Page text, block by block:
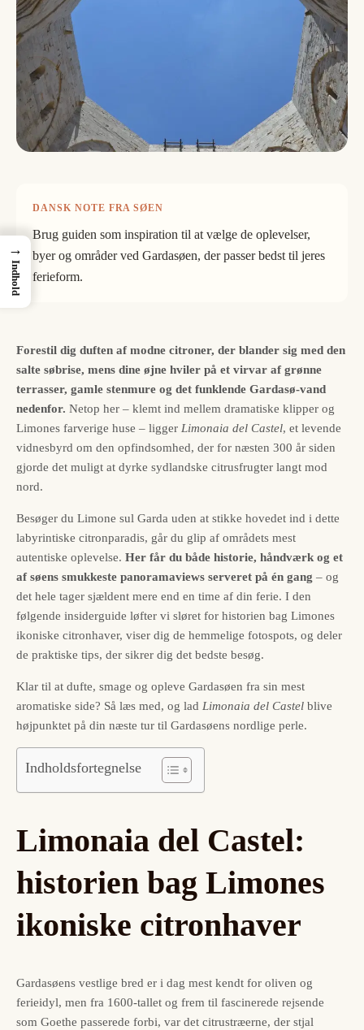
DANSK NOTE FRA SØEN
Brug guiden som inspiration til at vælge de oplevelser,
byer og områder ved Gardasøen, der passer bedst til jeres
ferieform.
Forestil dig duften af modne citroner, der blander sig med den
salte søbrise, mens dine øjne hviler på et virvar af grønne
terrasser, gamle stenmure og det funklende Gardasø-vand
nedenfor. Netop her – klemt ind mellem dramatiske klipper og
Limones farverige huse – ligger Limonaia del Castel, et levende
vidnesbyrd om den opfindsomhed, der for næsten 300 år siden
gjorde det muligt at dyrke sydlandske citrusfrugter langt mod
nord.
Besøger du Limone sul Garda uden at stikke hovedet ind i dette
labyrintiske citronparadis, går du glip af områdets mest
autentiske oplevelse. Her får du både historie, håndværk og et
af søens smukkeste panoramaviews serveret på én gang – og
det hele tager sjældent mere end en time af din ferie. I den
følgende insiderguide løfter vi sløret for historien bag Limones
ikoniske citronhaver, viser dig de hemmelige fotospots, og deler
de praktiske tips, der sikrer dig det bedste besøg.
Klar til at dufte, smage og opleve Gardasøen fra sin mest
aromatiske side? Så læs med, og lad Limonaia del Castel blive
høj­punktet på din næste tur til Gardasøens nordlige perle.
Indholdsfortegnelse
Limonaia del Castel:
historien bag Limones
ikoniske citronhaver
Gardasøens vestlige bred er i dag mest kendt for oliven og
ferieidyl, men fra 1600-tallet og frem til fascinerede rejsende
som Goethe passerede forbi, var det citrustræerne, der stjal
→
Indhold